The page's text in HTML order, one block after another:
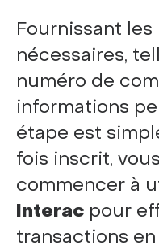
Fournissant
nécessaires,
numéro de
informations
étape est
fois inscrit,
commencer à
Interac pour
transactions